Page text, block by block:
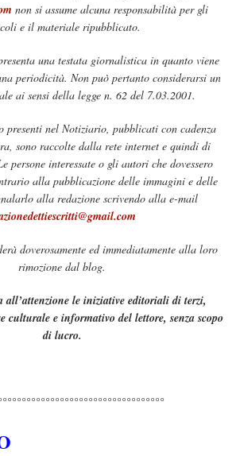
non si assume alcuna responsabilità per gli
e il materiale ripubblicato.
una testata giornalistica in quanto viene
periodicità. Non può pertanto considerarsi un
ai sensi della legge n. 62 del 7.03.2001.
presenti nel Notiziario, pubblicati con cadenza
sono raccolte dalla rete internet e quindi di
persone interessate o gli autori che dovessero
alla pubblicazione delle immagini e delle
alla redazione scrivendo alla e-mail
doverosamente ed immediatamente alla loro
rimozione dal blog.
all’attenzione le iniziative editoriali di terzi,
culturale e informativo del lettore, senza scopo
di lucro.